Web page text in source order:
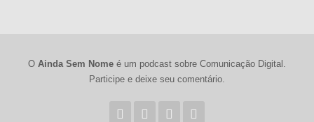
O Ainda Sem Nomeé um podcast sobre Comunicação Digital.
Participe e deixe seu comentário.